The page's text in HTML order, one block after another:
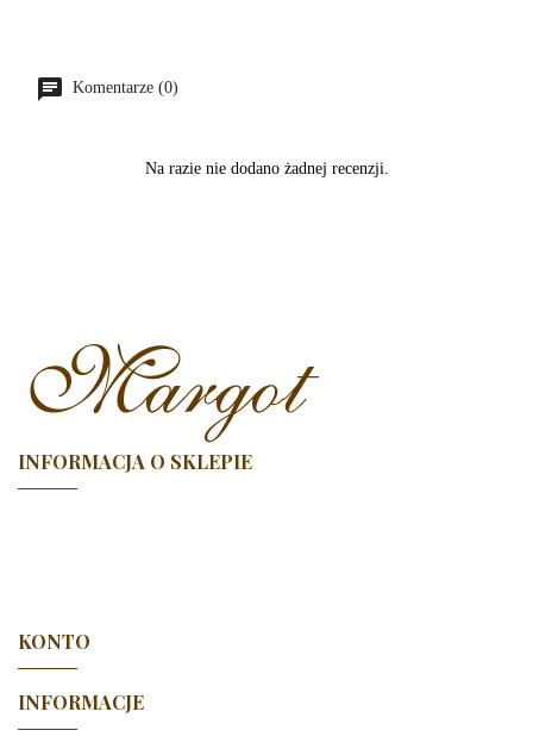
Komentarze (0)
Na razie nie dodano żadnej recenzji.
INFORMACJA O SKLEPIE
KONTO
INFORMACJE